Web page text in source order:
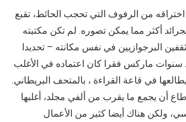
من الرفوف التي تحجب الحائط، تقبع
أكثر مما يمكن تصوره. لم تكن مكتبته
البرجوازيين في نفس مكانته – تحديدا
سنوات ماركس فقرا كان اعتماده في الأغلب
في قاعة القراءة ، بالمتحف البريطاني.
أن يجمع ما يقرب من ألفي مجلد، أغلبها
ولكن هناك أيضا كثير من الأعمال